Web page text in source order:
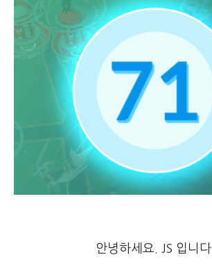
안녕하세요. JS 입니다.